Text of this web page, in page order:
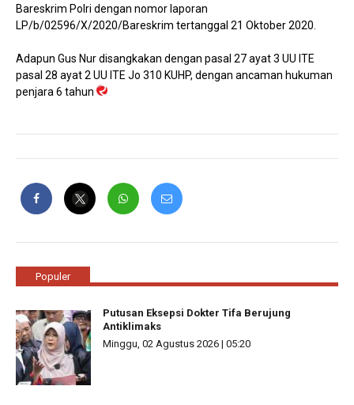
Bareskrim Polri dengan nomor laporan
LP/b/02596/X/2020/Bareskrim tertanggal 21 Oktober 2020.
Adapun Gus Nur disangkakan dengan pasal 27 ayat 3 UU ITE
pasal 28 ayat 2 UU ITE Jo 310 KUHP, dengan ancaman hukuman
penjara 6 tahun
Populer
Putusan Eksepsi Dokter Tifa Berujung
Antiklimaks
Minggu, 02 Agustus 2026 | 05:20